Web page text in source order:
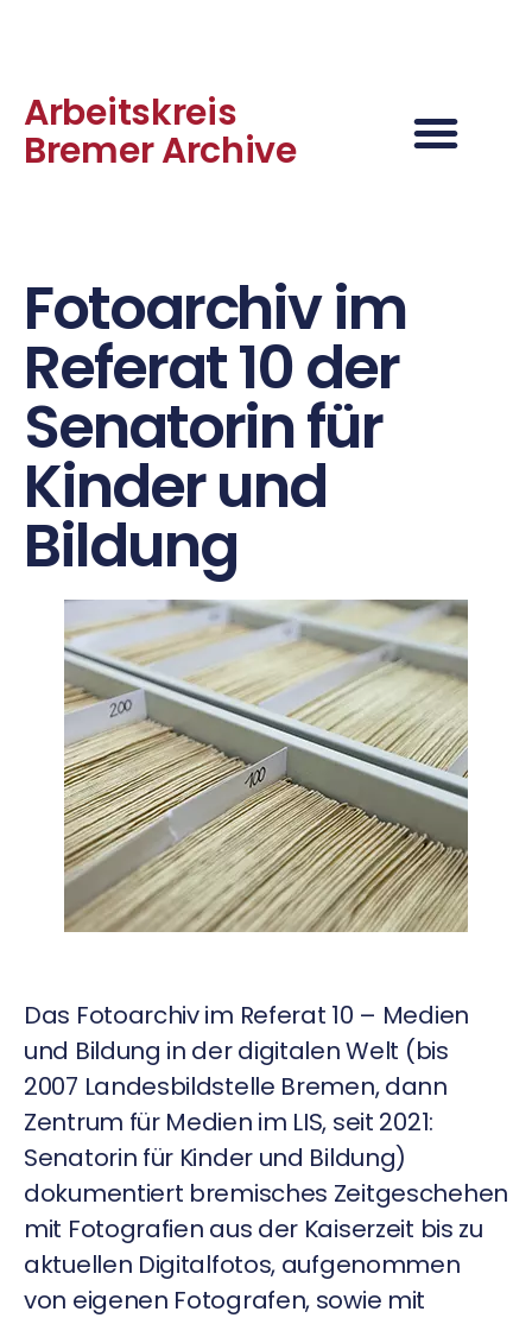
Arbeitskreis
Bremer Archive
Fotoarchiv im
Referat 10 der
Senatorin für
Kinder und
Bildung
Das Fotoarchiv im Referat 10 – Medien
und Bildung in der digitalen Welt (bis
2007 Landesbildstelle Bremen, dann
Zentrum für Medien im LIS, seit 2021:
Senatorin für Kinder und Bildung)
dokumentiert bremisches Zeitgeschehen
mit Fotografien aus der Kaiserzeit bis zu
aktuellen Digitalfotos, aufgenommen
von eigenen Fotografen, sowie mit